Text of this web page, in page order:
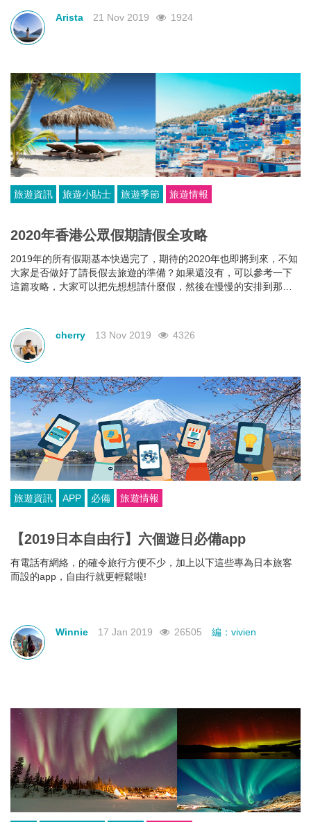
Arista 21 Nov 2019 1924
旅遊資訊 旅遊小貼士 旅遊季節 旅遊情報
2020年香港公眾假期請假全攻略
2019年的所有假期基本快過完了，期待的2020年也即將到來，不知
大家是否做好了請長假去旅遊的準備？如果還沒有，可以參考一下
這篇攻略，大家可以把先想想請什麼假，然後在慢慢的安排到那裡
cherry 13 Nov 2019 4326
旅遊資訊 APP 必備 旅遊情報
【2019日本自由行】六個遊日必備app
有電話有網絡，的確令旅行方便不少，加上以下這些專為日本旅客
而設的app，自由行就更輕鬆啦!
Winnie 17 Jan 2019 26505 編：vivien